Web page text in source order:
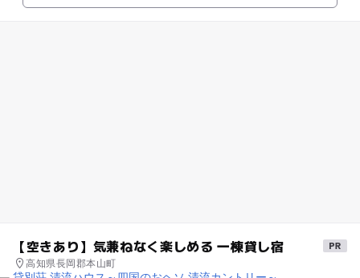
【空きあり】気兼ねなく楽しめる 一棟貸し宿
高知県長岡郡本山町